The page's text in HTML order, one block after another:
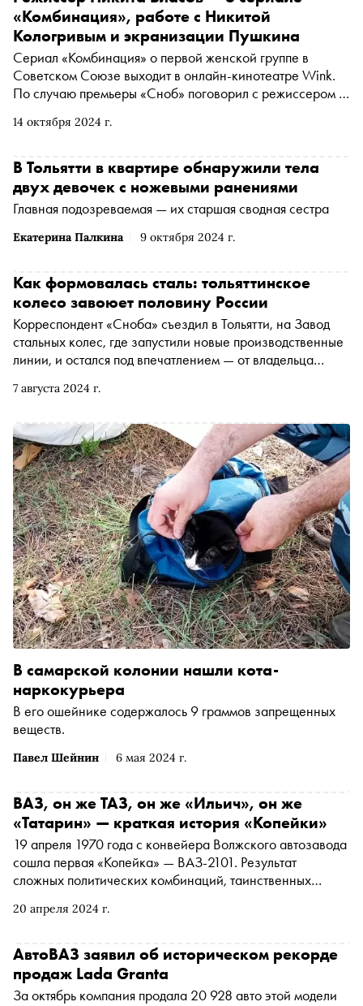
14 октября 2024 г.
«Комбинация», работе с Никитой
Кологривым и экранизации Пушкина
Сериал «Комбинация» о первой женской группе в
Советском Союзе выходит в онлайн-кинотеатре Wink.
По случаю премьеры «Сноб» поговорил с режиссером и
Кологривом, двух кусочках колбаски и Бетховене,
Екатерина Палкина 9 октября 2024 г.
В Тольятти в квартире обнаружили тела
двух девочек с ножевыми ранениями
Главная подозреваемая — их старшая сводная сестра
7 августа 2024 г.
Как формовалась сталь: тольяттинское
колесо завоюет половину России
Корреспондент «Сноба» съездил в Тольятти, на Завод
стальных колес, где запустили новые производственные
линии, и остался под впечатлением — от владельца
развития промышленности, который финансирует этот
Павел Шейнин 6 мая 2024 г.
В самарской колонии нашли кота-
наркокурьера
В его ошейнике содержалось 9 граммов запрещенных
веществ.
20 апреля 2024 г.
ВАЗ, он же ТАЗ, он же «Ильич», он же
«Татарин» — краткая история «Копейки»
19 апреля 1970 года с конвейера Волжского автозавода
сошла первая «Копейка» — ВАЗ-2101. Результат
сложных политических комбинаций, таинственных
изменил жизнь советского человека и, по мнению
советской государственности
АвтоВАЗ заявил об историческом рекорде
продаж Lada Granta
За октябрь компания продала 20 928 авто этой модели